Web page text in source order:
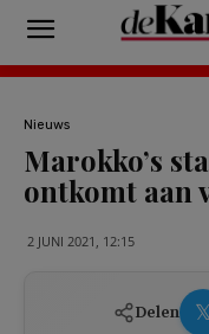
Nieuws
Marokko’s
ontkomt aan
2 JUNI 2021, 12:15
Delen